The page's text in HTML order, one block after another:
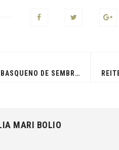
EL "MILAGRO" TABASQUEÑO DE SEMBRANDO VIDA
MARI BOLIO